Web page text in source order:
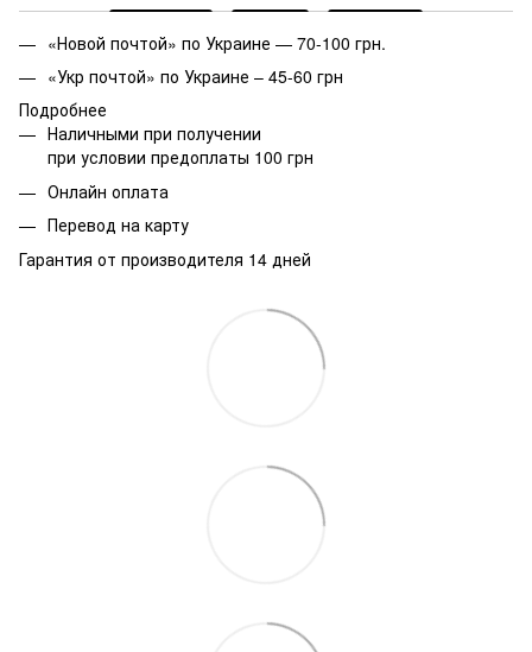
«Новой почтой» по Украине — 70-100 грн.
«Укр почтой» по Украине – 45-60 грн
Подробнее
Наличными при получении
при условии предоплаты 100 грн
Онлайн оплата
Перевод на карту
Гарантия от производителя 14 дней